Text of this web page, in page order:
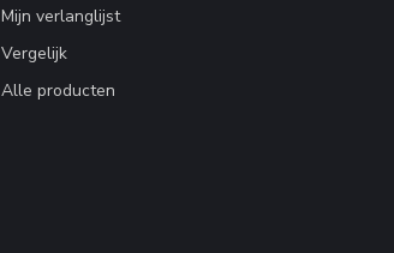
Mijn verlanglijst
Vergelijk
Alle producten